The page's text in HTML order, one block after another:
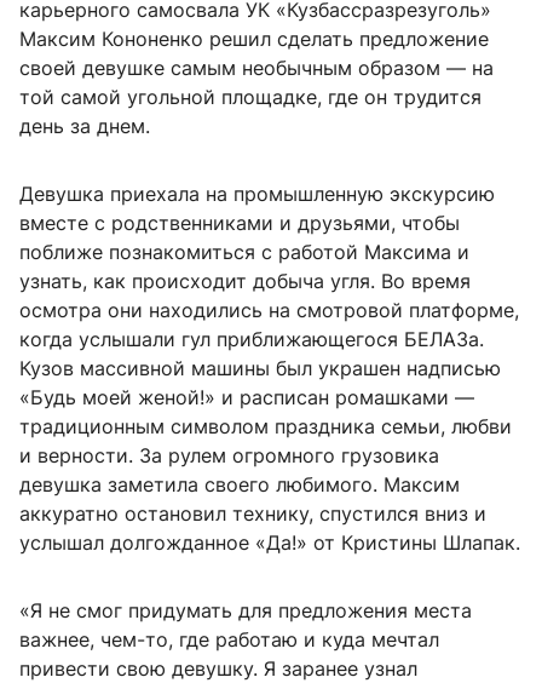
карьерного самосвала УК «Кузбассразрезуголь»
Максим Кононенко решил сделать предложение
своей девушке самым необычным образом — на
той самой угольной площадке, где он трудится
день за днем.
Девушка приехала на промышленную экскурсию
вместе с родственниками и друзьями, чтобы
поближе познакомиться с работой Максима и
узнать, как происходит добыча угля. Во время
осмотра они находились на смотровой платформе,
когда услышали гул приближающегося БЕЛАЗа.
Кузов массивной машины был украшен надписью
«Будь моей женой!» и расписан ромашками —
традиционным символом праздника семьи, любви
и верности. За рулем огромного грузовика
девушка заметила своего любимого. Максим
аккуратно остановил технику, спустился вниз и
услышал долгожданное «Да!» от Кристины Шлапак.
«Я не смог придумать для предложения места
важнее, чем-то, где работаю и куда мечтал
привести свою девушку. Я заранее узнал